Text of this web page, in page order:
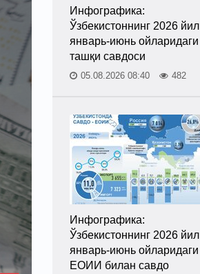
Инфографика:
Ўзбекистоннинг 2026 йил
январь-июнь ойларидаги
ташқи савдоси
05.08.2026 08:40 482
Инфографика:
Ўзбекистоннинг 2026 йил
январь-июнь ойларидаги
ЕОИИ билан савдо